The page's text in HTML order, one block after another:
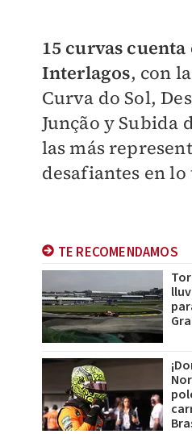
15 curvas
Interlagos, con
Curva do Sol,
Junção y Subida
las más
desafiantes en lo
TE RECOMENDAMOS